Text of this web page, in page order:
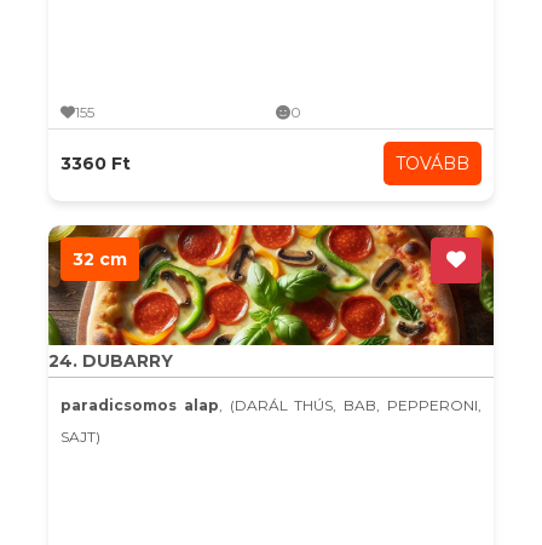
155 0
3360 Ft TOVÁBB
32 cm
24. DUBARRY
paradicsomos alap, (DARÁL THÚS, BAB, PEPPERONI,
SAJT)